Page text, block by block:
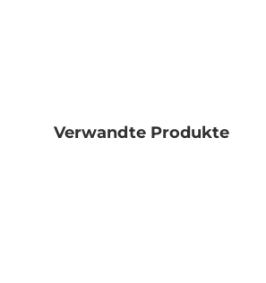
derVerwandte Produkte